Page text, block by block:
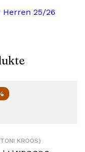
25/26
KROOS)